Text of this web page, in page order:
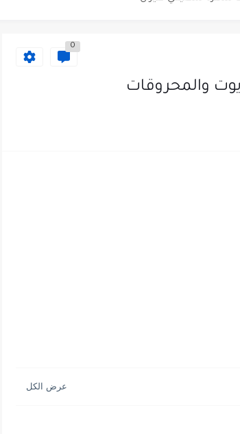
مع أكاديمية جولانسرالمجاني
0
والمحروقات